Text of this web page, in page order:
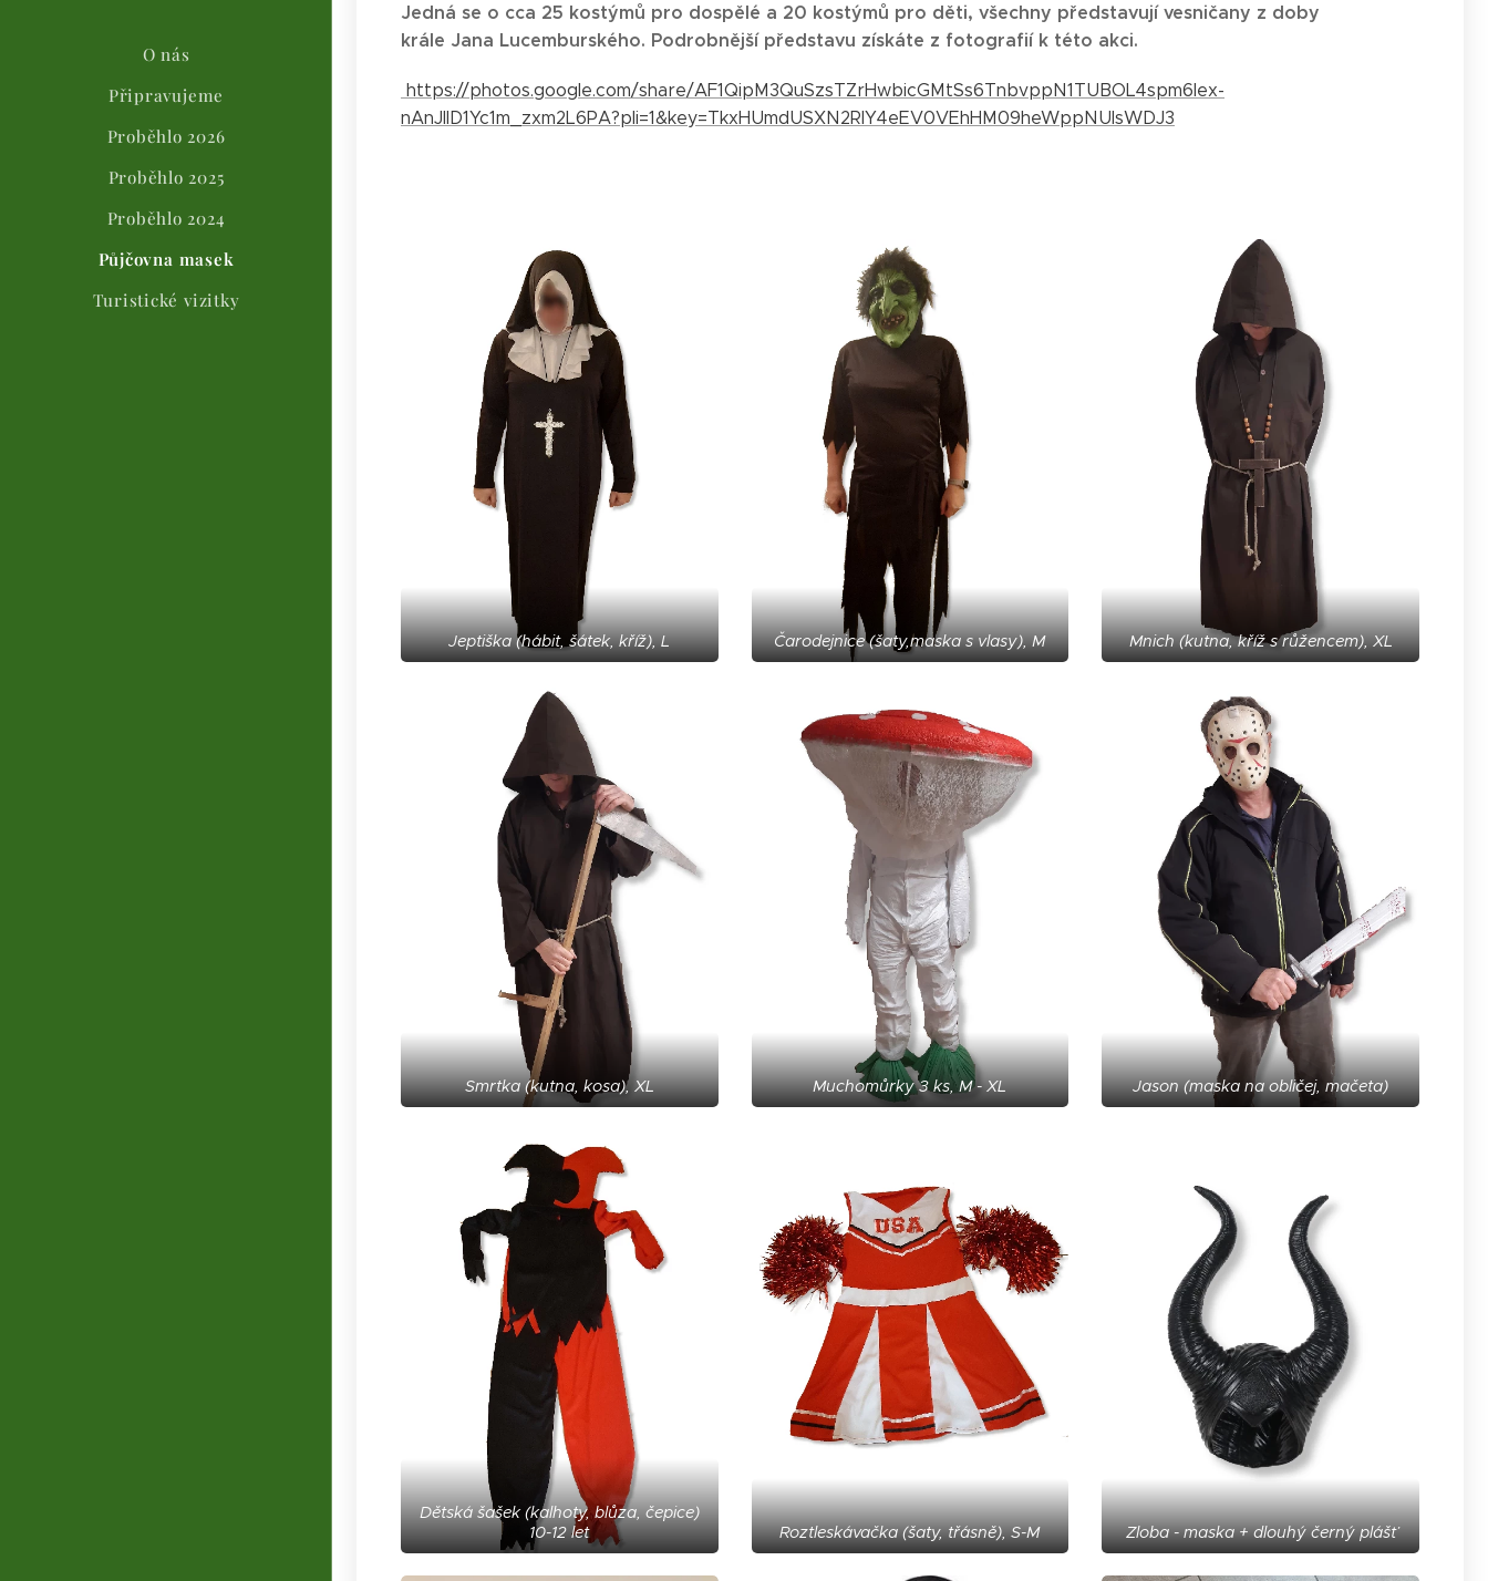
O nás
Připravujeme
Proběhlo 2026
Proběhlo 2025
Proběhlo 2024
Půjčovna masek
Turistické vizitky
Jedná se o cca 25 kostýmů pro dospělé a 20 kostýmů pro děti, všechny představují vesničany z doby
krále Jana Lucemburského. Podrobnější představu získáte z fotografií k této akci.
https://photos.google.com/share/AF1QipM3QuSzsTZrHwbicGMtSs6TnbvppN1TUBOL4spm6lex-
nAnJIlD1Yc1m_zxm2L6PA?pli=1&key=TkxHUmdUSXN2RlY4eEV0VEhHM09heWppNUlsWDJ3
Jeptiška (hábit, šátek, kříž), L Čarodejnice (šaty,maska s vlasy), M Mnich (kutna, kříž s růžencem), XL
Smrtka (kutna, kosa), XL Muchomůrky 3 ks, M - XL Jason (maska na obličej, mačeta)
Dětská šašek (kalhoty, blůza, čepice)
10-12 let
Roztleskávačka (šaty, třásně), S-M Zloba - maska + dlouhý černý plášť